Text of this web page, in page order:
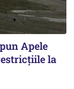
Apele
la